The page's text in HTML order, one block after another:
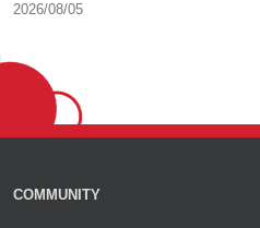
2026/08/05
COMMUNITY